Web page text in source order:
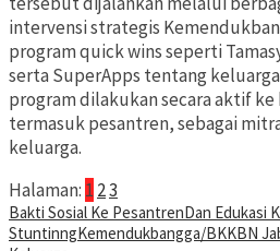
intervensi strategis
program quick wins seperti
serta SuperApps tentang
program dilakukan secara aktif
termasuk pesantren, sebagai
keluarga.
Halaman: 1 23
Bakti Sosial Ke PesantrenDan Edukasi
StuntinngKemendukbangga/BKKBN